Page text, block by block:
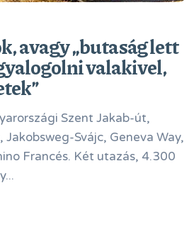
avagy „butaság lett
valakivel,
Szent Jakab-út,
Svájc, Geneva Way,
Francés. Két utazás, 4.300